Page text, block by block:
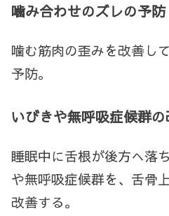
噛み合わせのズレの予防
噛む筋肉の歪みを改善し
予防。
いびきや無呼吸症候群
睡眠中に舌根が後方へ落
や無呼吸症候群を、舌骨
改善する。